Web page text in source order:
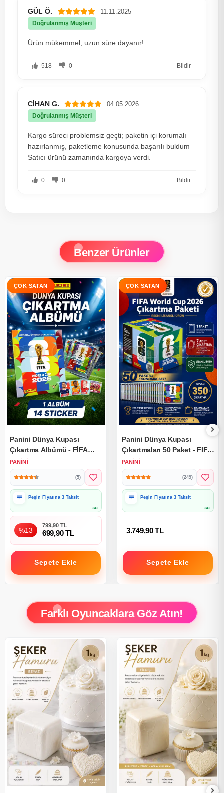
GÜL Ö. 11.11.2025
Doğrulanmış Müşteri
Ürün mükemmel, uzun süre dayanır!
518 0 Bildir
CİHAN G. 04.05.2026
Doğrulanmış Müşteri
Kargo süreci problemsiz geçti; paketin içi korumalı
hazırlanmış, paketleme konusunda başarılı buldum
Satıcı ürünü zamanında kargoya verdi.
0 0 Bildir
Benzer Ürünler
Panini Dünya Kupası
Çıkartma Albümü - FİFA
Dünya Kupası Çıkartma
Albümü 2026
PANINI
(5)
Peşin Fiyatına 3 Taksit
%13
799,90 TL
699,90 TL
Sepete Ekle
Panini Dünya Kupası
Çıkartmaları 50 Paket - FIFA
World Cup 2026 Çıkartma
Paketi
PANINI
(249)
Peşin Fiyatına 3 Taksit
3.749,90 TL
Sepete Ekle
Farklı Oyuncaklara Göz Atın!